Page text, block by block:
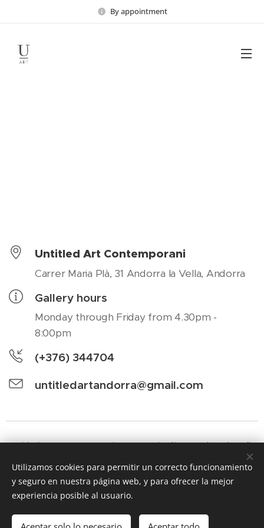
By appointment
Untitled Art Contemporani
Carrer Maria Plà, 31 Andorra la Vella, Andorra
Gallery hours
Monday through Friday from 4.30pm -
8:00pm
(+376) 344704
untitledartandorra@gmail.com
Untitled Art Contemporani Carrer Maria Plà, 31 Andorra la Vella,
Cookies
Español
English
Utilizamos cookies para permitir un correcto funcionamiento
y seguro en nuestra página web, y para ofrecer la mejor
experiencia posible al usuario.